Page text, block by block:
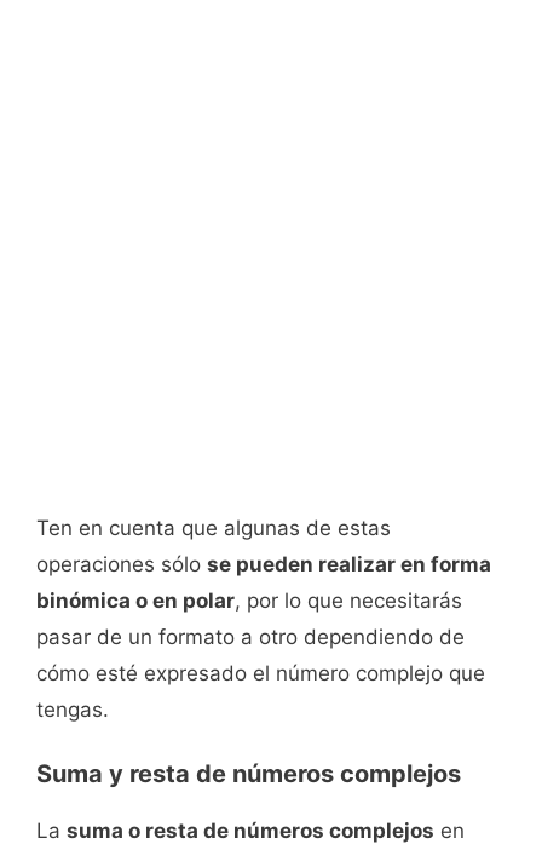
Ten en cuenta que algunas de estas
operaciones sólo se pueden realizar en forma
binómica o en polar, por lo que necesitarás
pasar de un formato a otro dependiendo de
cómo esté expresado el número complejo que
tengas.
Suma y resta de números complejos
La suma o resta de números complejos en